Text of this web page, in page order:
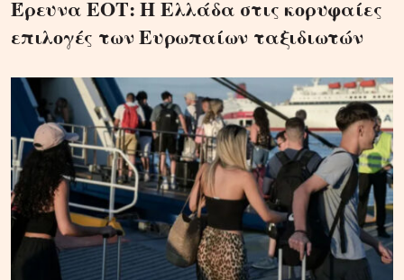
Έρευνα ΕΟΤ: Η Ελλάδα στις κορυφαίες
επιλογές των Ευρωπαίων ταξιδιωτών